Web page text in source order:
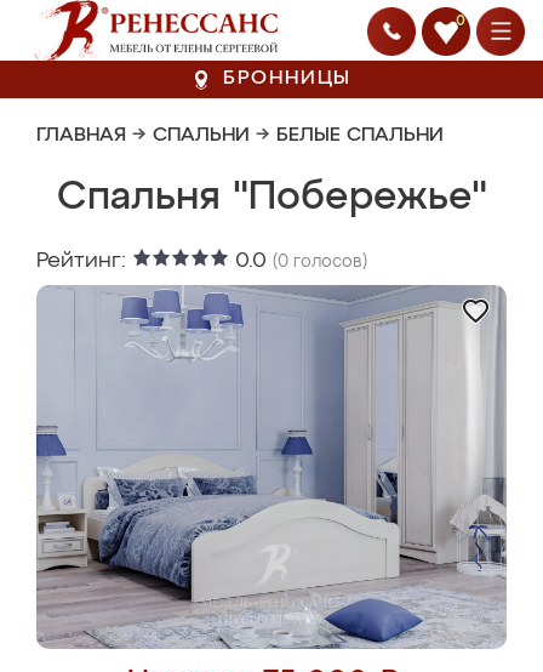
0
БРОННИЦЫ
ГЛАВНАЯ → СПАЛЬНИ → БЕЛЫЕ СПАЛЬНИ
Спальня "Побережье"
Рейтинг: 0.0 (0 голосов)